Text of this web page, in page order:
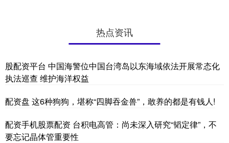
热点资讯
股配资平台 中国海警位中国台湾岛以东海域依法开展常态化
执法巡查 维护海洋权益
配资盘 这6种狗狗，堪称“四脚吞金兽”，敢养的都是有钱人!
配资手机股票配资 台积电高管：尚未深入研究“韬定律”，不
要忘记晶体管重要性